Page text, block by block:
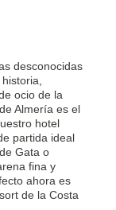
desconocidas
ocio de la
Almería es el
hotel
partida ideal
Gata o
fina y
ahora es
de la Costa